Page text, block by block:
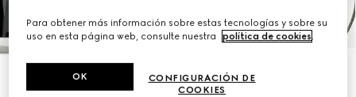
Para obtener más información sobre estas tecnologías y sobre su
uso en esta página web, consulte nuestra
política de cookies.
CONFIGURACIÓN DE
COOKIES
OK